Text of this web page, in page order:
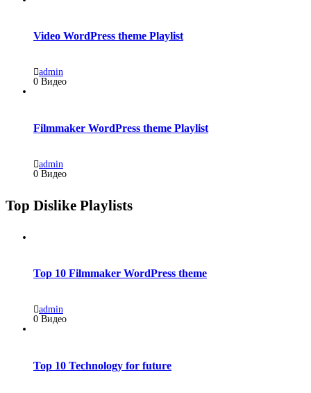
Video WordPress theme Playlist
admin
0 Видео
Filmmaker WordPress theme Playlist
admin
0 Видео
Top Dislike Playlists
Top 10 Filmmaker WordPress theme
admin
0 Видео
Top 10 Technology for future